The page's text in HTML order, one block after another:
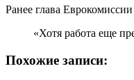
Ранее глава
«Хотя работа еще
Похожие записи: